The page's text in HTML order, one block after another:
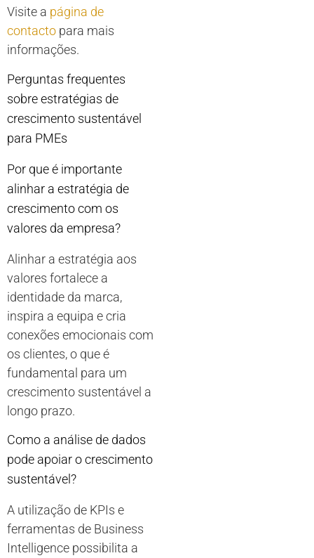
Visite a página de
contacto para mais
informações.
Perguntas frequentes
sobre estratégias de
crescimento sustentável
para PMEs
Por que é importante
alinhar a estratégia de
crescimento com os
valores da empresa?
Alinhar a estratégia aos
valores fortalece a
identidade da marca,
inspira a equipa e cria
conexões emocionais com
os clientes, o que é
fundamental para um
crescimento sustentável a
longo prazo.
Como a análise de dados
pode apoiar o crescimento
sustentável?
A utilização de KPIs e
ferramentas de Business
Intelligence possibilita a